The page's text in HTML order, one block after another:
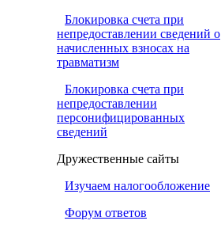
Блокировка счета при
непредоставлении сведений о
начисленных взносах на
травматизм
Блокировка счета при
непредоставлении
персонифицированных
сведений
Дружественные сайты
Изучаем налогообложение
Форум ответов